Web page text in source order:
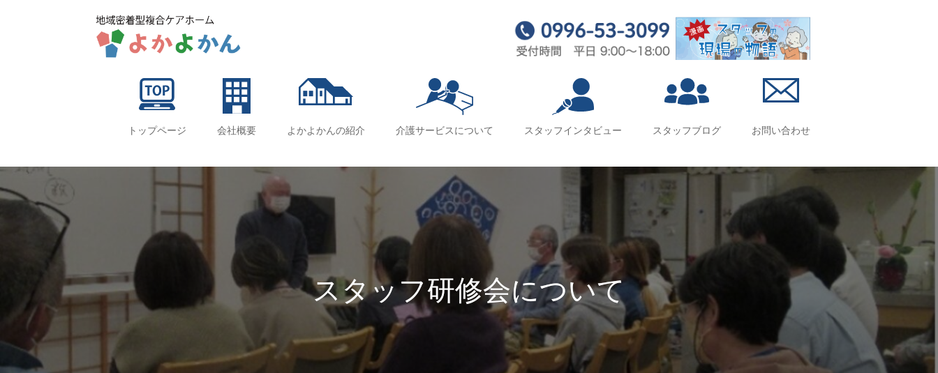
トップページ 会社概要 よかよかんの紹介 介護サービスについて スタッフインタビュー スタッフブログ お問い合わせ
スタッフ研修会について